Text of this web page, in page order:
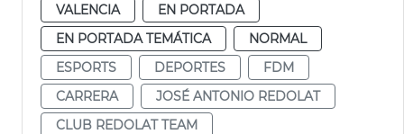
VALENCIA
EN PORTADA
EN PORTADA TEMÁTICA
NORMAL
ESPORTS
DEPORTES
FDM
CARRERA
JOSÉ ANTONIO REDOLAT
CLUB REDOLAT TEAM